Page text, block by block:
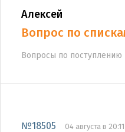
Алексей
Вопрос по
Вопросы по поступлению
№18505 04 августа в 20:11